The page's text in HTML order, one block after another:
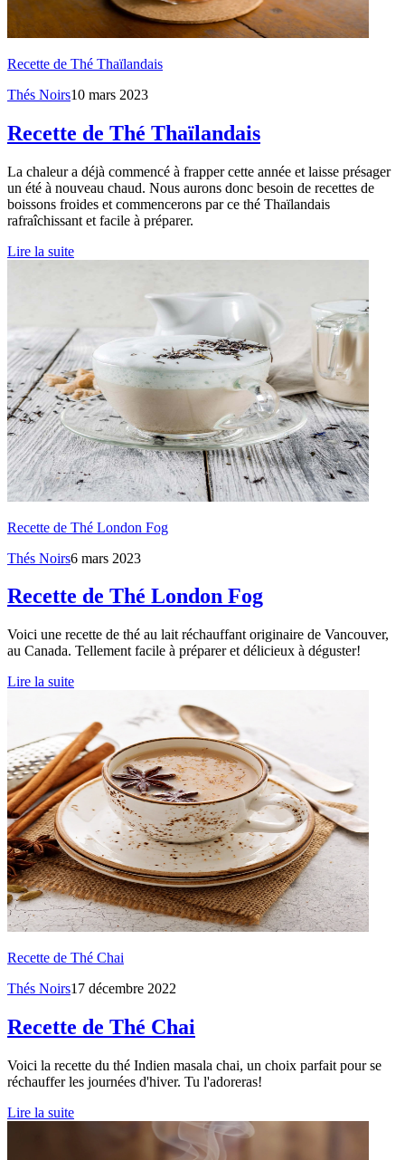
Recette de Thé Thaïlandais
Thés Noirs10 mars 2023
Recette de Thé Thaïlandais
La chaleur a déjà commencé à frapper cette année et laisse présager
un été à nouveau chaud. Nous aurons donc besoin de recettes de
boissons froides et commencerons par ce thé Thaïlandais
rafraîchissant et facile à préparer.
Lire la suite
Recette de Thé London Fog
Thés Noirs6 mars 2023
Recette de Thé London Fog
Voici une recette de thé au lait réchauffant originaire de Vancouver,
au Canada. Tellement facile à préparer et délicieux à déguster!
Lire la suite
Recette de Thé Chai
Thés Noirs17 décembre 2022
Recette de Thé Chai
Voici la recette du thé Indien masala chai, un choix parfait pour se
réchauffer les journées d'hiver. Tu l'adoreras!
Lire la suite